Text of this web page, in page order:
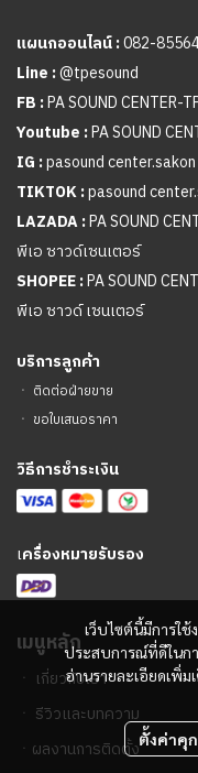
เว็บไซต์นี้มีการใ
ประสบการณ์ที่ดีในก
อ่านรายละเอียดเพิ่ม
ตั้งค่าคุ
แผนกออนไลน์ :082-
Line :@tpesound
FB :PA SOUND CENTER-
Youtube :PA SOUND
IG :pasound center.sakon
TIKTOK :pasound
LAZADA :PA SOUND
พีเอ ซาวด์เซนเตอร์
SHOPEE :PA SOUND
พีเอ ซาวด์ เซนเตอร์
บริการลูกค้า
ㆍ ติดต่อฝ่ายขาย
ㆍ ขอใบเสนอราคา
วิธีการชำระเงิน
เครื่องหมายรับรอง
เมนูหลัก
ㆍ เกี่ยวกับเรา
ㆍ รีวิวและบทความ
ㆍ ผลงานการติดตั้ง